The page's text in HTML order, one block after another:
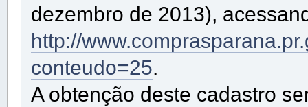
dezembro de 2013),
http://
conteudo=25.
A obtenção deste cadastro